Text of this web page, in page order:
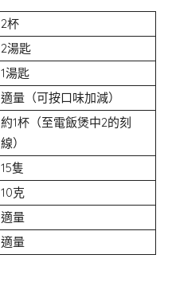
2杯
2湯匙
1湯匙
適量（可按口味加減）
約1杯（至電飯煲中2的刻
線）
15隻
10克
適量
適量